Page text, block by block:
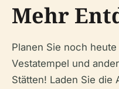
Mehr
Planen Sie noch
Vestatempel und
Stätten! Laden Sie die